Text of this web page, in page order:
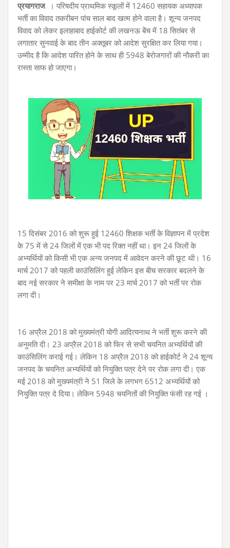
प्रयागराज। परिषदीय प्राथमिक स्कूलों में 12460 सहायक अध्यापक
भर्ती का विवाद तकरीबन पांच साल बाद खत्म होने वाला है। शून्य जनपद
विवाद को लेकर इलाहाबाद हाईकोर्ट की लखनऊ बेंच में 18 सितंबर से
लगातार सुनवाई के बाद तीन अक्तूबर को आदेश सुरक्षित कर लिया गया।
उम्मीद है कि आदेश पारित होने के साथ ही 5948 बेरोजगारों की नौकरी का
रास्ता साफ हो जाएगा।
15 दिसंबर 2016 को शुरू हुई 12460 शिक्षक भर्ती के विज्ञापन में प्रदेश
के 75 में से 24 जिलों में एक भी पद रिक्त नहीं था। इन 24 जिलों के
अभ्यर्थियों को किसी भी एक अन्य जनपद में आवेदन करने की छूट थी। 16
मार्च 2017 को पहली काउंसिलिंग हुई लेकिन इस बीच सरकार बदलने के
बाद नई सरकार ने समीक्षा के नाम पर 23 मार्च 2017 को भर्ती पर रोक
लगा दी।
16 अप्रैल 2018 को मुख्यमंत्री योगी आदित्यनाथ ने भर्ती शुरू करने की
अनुमति दी। 23 अप्रैल 2018 को फिर से सभी चयनित अभ्यर्थियों की
काउंसिलिंग कराई गई। लेकिन 18 अप्रैल 2018 को हाईकोर्ट ने 24 शून्य
जनपद के चयनित अभ्यर्थियों को नियुक्ति पत्र देने पर रोक लगा दी। एक
मई 2018 को मुख्यमंत्री ने 51 जिले के लगभग 6512 अभ्यर्थियों को
नियुक्ति पत्र दे दिया। लेकिन 5948 चयनितों की नियुक्ति फंसी रह गई ।